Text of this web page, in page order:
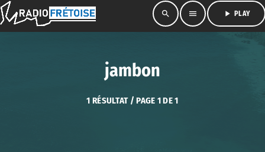
search menu play_arrow PLAY
jambon
1 RÉSULTAT / PAGE 1 DE 1